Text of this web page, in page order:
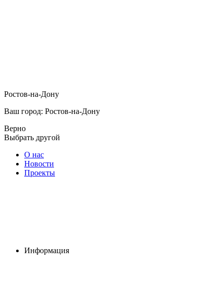
Ростов-на-Дону
Ваш город: Ростов-на-Дону
Верно
Выбрать другой
О нас
Новости
Проекты
Информация